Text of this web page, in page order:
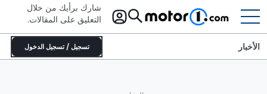
شارك برأيك من خلال
التعليق على المقالات.
تسجيل / تسجيل الدخول الأخبار